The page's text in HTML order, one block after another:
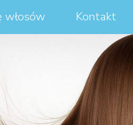
włosów Kontakt